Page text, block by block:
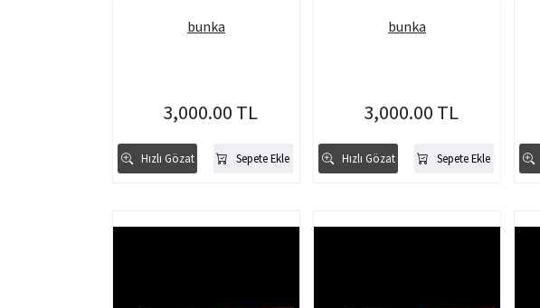
Hızlı Gözat Sepete Ekle
bunka
3,000.00 TL
Hızlı Gözat Sepete Ekle
bunka
3,000.00 TL